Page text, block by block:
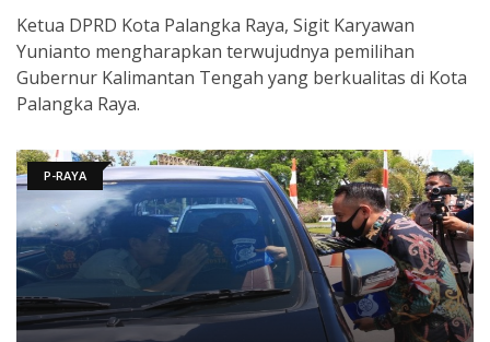
Ketua DPRD Kota Palangka Raya, Sigit Karyawan
Yunianto mengharapkan terwujudnya pemilihan
Gubernur Kalimantan Tengah yang berkualitas di Kota
Palangka Raya.
P-RAYA